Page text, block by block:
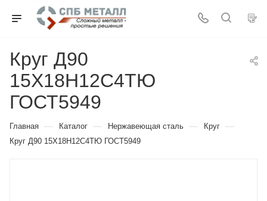
Круг Д90
15Х18Н12С4ТЮ
ГОСТ5949
Главная — Каталог — Нержавеющая сталь — Круг —
Круг Д90 15Х18Н12С4ТЮ ГОСТ5949